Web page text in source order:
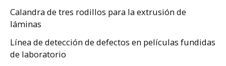
Calandra de tres rodillos para la extrusión de
láminas
Línea de detección de defectos en películas fundidas
de laboratorio